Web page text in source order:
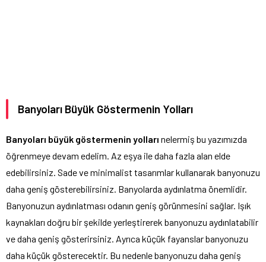
Banyoları Büyük Göstermenin Yolları
Banyoları büyük göstermenin yolları nelermiş bu yazımızda
öğrenmeye devam edelim. Az eşya ile daha fazla alan elde
edebilirsiniz. Sade ve minimalist tasarımlar kullanarak banyonuzu
daha geniş gösterebilirsiniz. Banyolarda aydınlatma önemlidir.
Banyonuzun aydınlatması odanın geniş görünmesini sağlar. Işık
kaynakları doğru bir şekilde yerleştirerek banyonuzu aydınlatabilir
ve daha geniş gösterirsiniz. Ayrıca küçük fayanslar banyonuzu
daha küçük gösterecektir. Bu nedenle banyonuzu daha geniş